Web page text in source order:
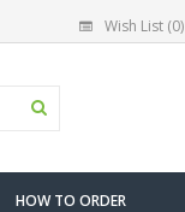
Wish List (0)
HOW TO ORDER